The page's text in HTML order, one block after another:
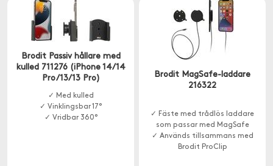
Brodit Passiv hållare med
kulled 711276 (iPhone 14/14
Pro/13/13 Pro)
✓ Med kulled
✓ Vinklingsbar 17°
✓ Vridbar 360°
Brodit MagSafe-laddare
216322
✓ Fäste med trådlös laddare
som passar med MagSafe
✓ Används tillsammans med
Brodit ProClip